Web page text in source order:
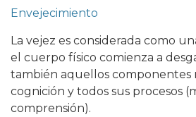
Envejecimiento
La vejez es considerada como
el cuerpo físico comienza a
también aquellos componentes
cognición y todos sus procesos
comprensión).